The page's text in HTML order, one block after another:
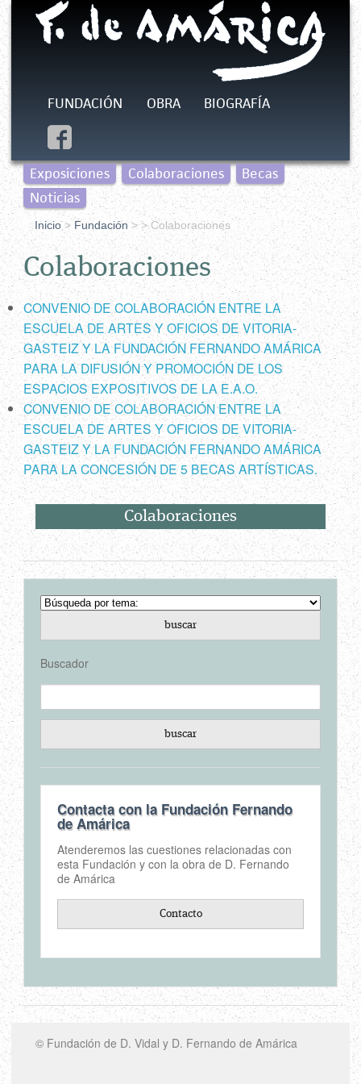
FUNDACIÓN OBRA BIOGRAFÍA
Exposiciones Colaboraciones
Becas
Noticias
Inicio>Fundación >> Colaboraciones
Colaboraciones
CONVENIO DE COLABORACIÓN ENTRE LA
ESCUELA DE ARTES Y OFICIOS DE VITORIA-
GASTEIZ Y LA FUNDACIÓN FERNANDO AMÁRICA
PARA LA DIFUSIÓN Y PROMOCIÓN DE LOS
ESPACIOS EXPOSITIVOS DE LA E.A.O.
CONVENIO DE COLABORACIÓN ENTRE LA
ESCUELA DE ARTES Y OFICIOS DE VITORIA-
GASTEIZ Y LA FUNDACIÓN FERNANDO AMÁRICA
PARA LA CONCESIÓN DE 5 BECAS ARTÍSTICAS.
Colaboraciones
Buscador
Contacta con la Fundación Fernando
de Amárica
Atenderemos las cuestiones relacionadas con
esta Fundación y con la obra de D. Fernando
de Amárica
Contacto
© Fundación de D. Vidal y D. Fernando de Amárica